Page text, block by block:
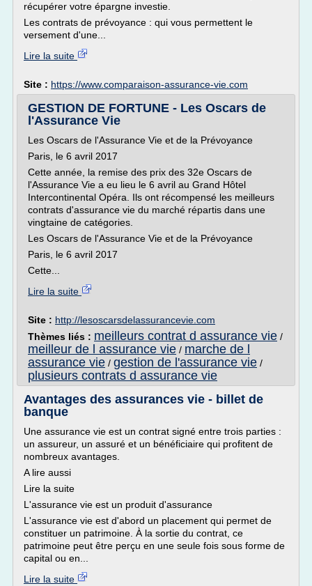
récupérer votre épargne investie.
Les contrats de prévoyance : qui vous permettent le
versement d'une...
Lire la suite
Site : https://www.comparaison-assurance-vie.com
GESTION DE FORTUNE - Les Oscars de
l'Assurance Vie
Les Oscars de l'Assurance Vie et de la Prévoyance
Paris, le 6 avril 2017
Cette année, la remise des prix des 32e Oscars de
l'Assurance Vie a eu lieu le 6 avril au Grand Hôtel
Intercontinental Opéra. Ils ont récompensé les meilleurs
contrats d'assurance vie du marché répartis dans une
vingtaine de catégories.
Les Oscars de l'Assurance Vie et de la Prévoyance
Paris, le 6 avril 2017
Cette...
Lire la suite
Site : http://lesoscarsdelassurancevie.com
Thèmes liés : meilleurs contrat d assurance vie /
meilleur de l assurance vie / marche de l
assurance vie / gestion de l'assurance vie /
plusieurs contrats d assurance vie
Avantages des assurances vie - billet de
banque
Une assurance vie est un contrat signé entre trois parties :
un assureur, un assuré et un bénéficiaire qui profitent de
nombreux avantages.
A lire aussi
Lire la suite
L'assurance vie est un produit d'assurance
L'assurance vie est d'abord un placement qui permet de
constituer un patrimoine. À la sortie du contrat, ce
patrimoine peut être perçu en une seule fois sous forme de
capital ou en...
Lire la suite